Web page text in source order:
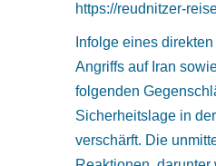
https://reudnitzer-
Infolge eines
Angriffs auf Iran
folgenden
Sicherheitslage in
verschärft. Die